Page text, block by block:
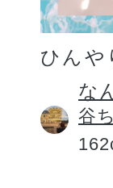
ひんや
な
谷